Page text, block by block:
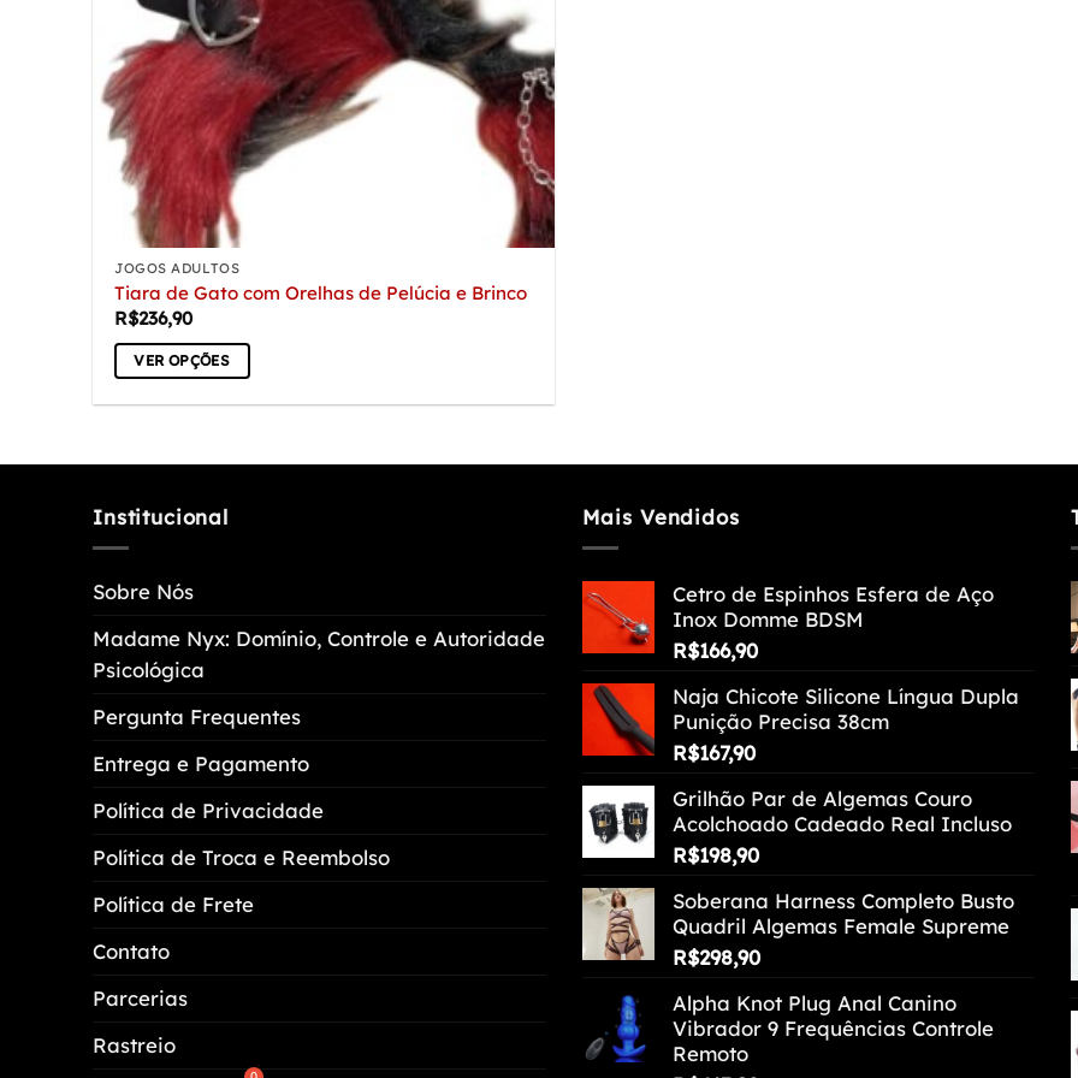
JOGOS ADULTOS
Tiara de Gato com Orelhas de Pelúcia e Brinco
R$236,90
VER OPÇÕES
variantes.
podem
escolhidas
na
página
produto
Institucional
Sobre Nós
Madame Nyx: Domínio, Controle e Autoridade
Psicológica
Pergunta Frequentes
Entrega e Pagamento
Política de Privacidade
Política de Troca e Reembolso
Política de Frete
Contato
Parcerias
Rastreio
Mais Vendidos
Cetro de Espinhos Esfera de Aço
Inox Domme BDSM
R$166,90
Naja Chicote Silicone Língua Dupla
Punição Precisa 38cm
R$167,90
Grilhão Par de Algemas Couro
Acolchoado Cadeado Real Incluso
R$198,90
Soberana Harness Completo Busto
Quadril Algemas Female Supreme
R$298,90
Alpha Knot Plug Anal Canino
Vibrador 9 Frequências Controle
Remoto